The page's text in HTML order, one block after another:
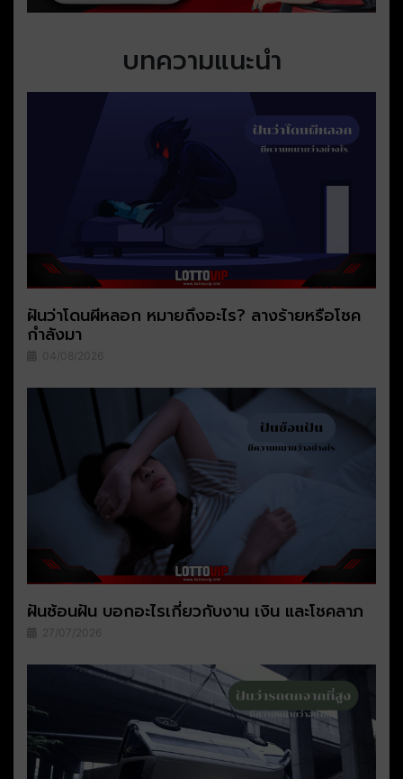
บทความแนะนำ
ฝันว่าโดนผีหลอก หมายถึงอะไร? ลางร้ายหรือโชค
กำลังมา
04/08/2026
ฝันซ้อนฝัน บอกอะไรเกี่ยวกับงาน เงิน และโชคลาภ
27/07/2026